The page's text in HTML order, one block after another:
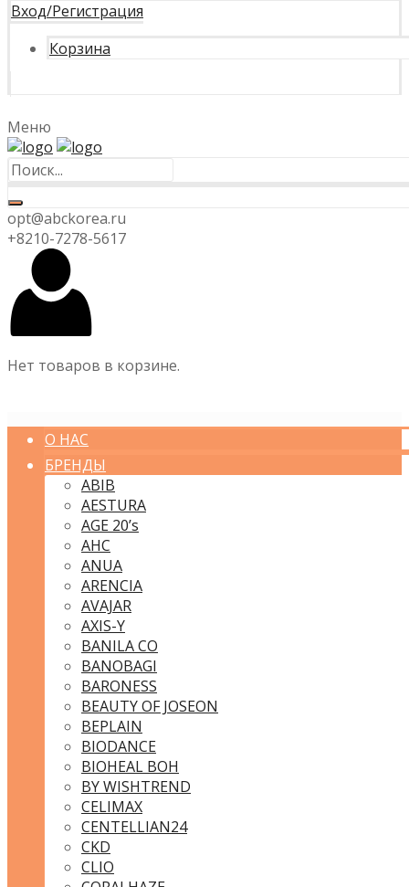
Вход/Регистрация
Корзина
Меню
opt@abckorea.ru
+8210-7278-5617
Нет товаров в корзине.
О НАС
БРЕНДЫ
ABIB
AESTURA
AGE 20’s
AHC
ANUA
ARENCIA
AVAJAR
AXIS-Y
BANILA CO
BANOBAGI
BARONESS
BEAUTY OF JOSEON
BEPLAIN
BIODANCE
BIOHEAL BOH
BY WISHTREND
CELIMAX
CENTELLIAN24
CKD
CLIO